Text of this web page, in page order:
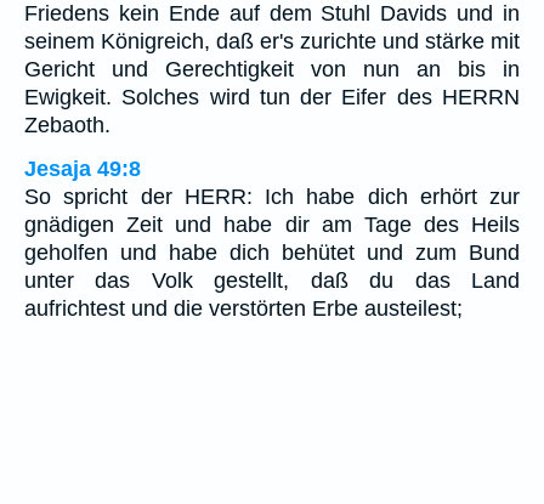
Friedens kein Ende auf dem Stuhl Davids und in
seinem Königreich, daß er's zurichte und stärke mit
Gericht und Gerechtigkeit von nun an bis in
Ewigkeit. Solches wird tun der Eifer des HERRN
Zebaoth.
Jesaja 49:8
So spricht der HERR: Ich habe dich erhört zur
gnädigen Zeit und habe dir am Tage des Heils
geholfen und habe dich behütet und zum Bund
unter das Volk gestellt, daß du das Land
aufrichtest und die verstörten Erbe austeilest;